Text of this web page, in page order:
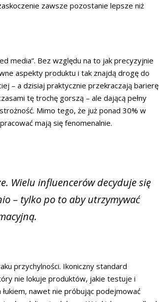
zawsze pozostanie lepsze niż
media”. Bez względu na to jak precyzyjnie
aspekty produktu i tak znajdą drogę do
– a dzisiaj praktycznie przekraczają barierę
tę trochę gorszą – ale dającą pełny
Mimo tego, że już ponad 30% w
mają się fenomenalnie.
Wielu influencerów decyduje się
– tylko po to aby utrzymywać
przychylności. Ikoniczny standard
nie lokuje produktów, jakie testuje i
nawet nie próbując podejmować